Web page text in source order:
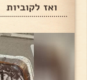
ואז לקוביות